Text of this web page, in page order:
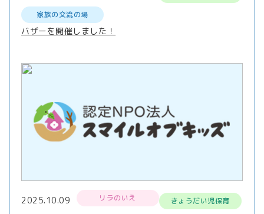
家族の交流の場
バザーを開催しました！
2025.10.09 リラのいえ きょうだい児保育